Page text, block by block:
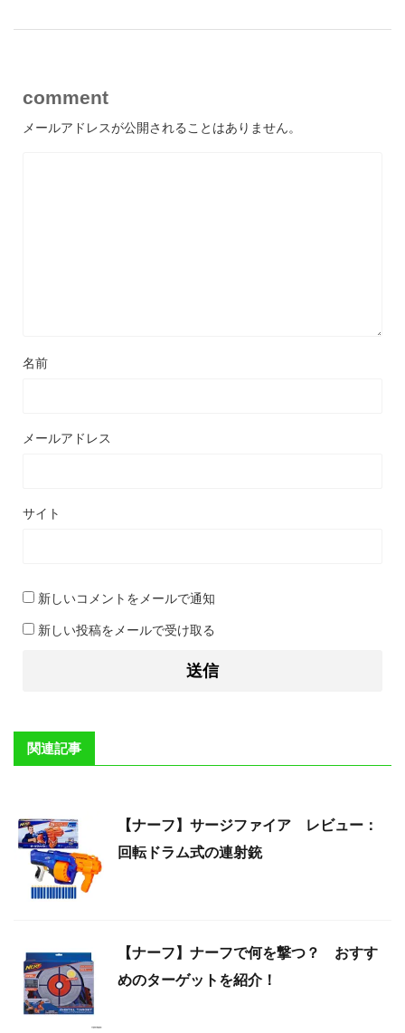
comment
メールアドレスが公開されることはありません。
名前
メールアドレス
サイト
新しいコメントをメールで通知
新しい投稿をメールで受け取る
関連記事
【ナーフ】サージファイア レビュー：
回転ドラム式の連射銃
【ナーフ】ナーフで何を撃つ？ おすす
めのターゲットを紹介！